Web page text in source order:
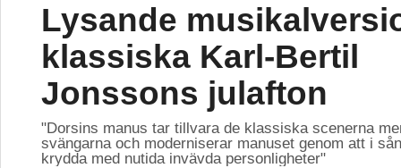
Lysande
klassiska Karl-Bertil
Jonssons julafton
"Dorsins manus tar tillvara de klassiska scenerna
svängarna och moderniserar manuset genom att i
krydda med nutida invävda personligheter"